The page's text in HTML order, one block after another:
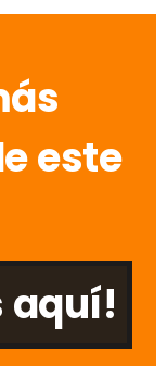
este
aquí!